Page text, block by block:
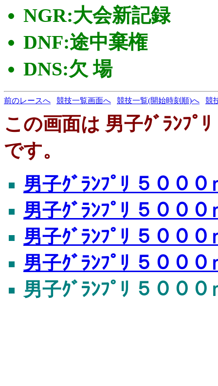
NGR:大会新記録
DNF:途中棄権
DNS:欠 場
前のレースへ 競技一覧画面へ 競技一覧(開始時刻順)へ 競
この画面は 男子ｸﾞﾗﾝﾌﾟ
です。
男子ｸﾞﾗﾝﾌﾟﾘ ５０００
男子ｸﾞﾗﾝﾌﾟﾘ ５０００
男子ｸﾞﾗﾝﾌﾟﾘ ５０００
男子ｸﾞﾗﾝﾌﾟﾘ ５０００
男子ｸﾞﾗﾝﾌﾟﾘ ５００